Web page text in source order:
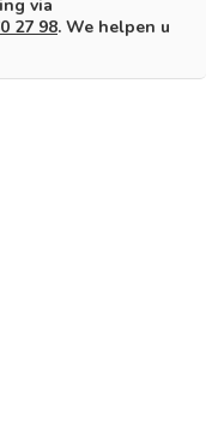
via
27 98. We helpen u